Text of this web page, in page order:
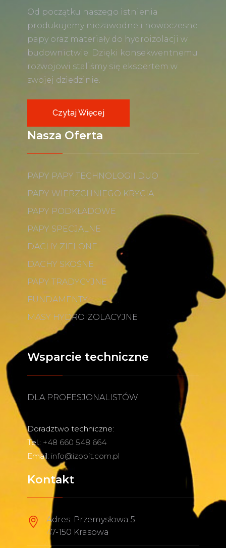
Od początku naszego istnienia
produkujemy niezawodne i nowoczesne
papy oraz materiały do hydroizolacji w
budownictwie. Dzięki konsekwentnemu
rozwojowi staliśmy się ekspertem w
swojej dziedzinie.
Czytaj Więcej
Nasza Oferta
PAPY PAPY TECHNOLOGII DUO
PAPY WIERZCHNIEGO KRYCIA
PAPY PODKŁADOWE
PAPY SPECJALNE
DACHY ZIELONE
DACHY SKOŚNE
PAPY TRADYCYJNE
FUNDAMENTY
MASY HYDROIZOLACYJNE
Wsparcie techniczne
DLA PROFESJONALISTÓW
Doradztwo techniczne:
Tel.: +48 660 548 664
Email: info@izobit.com.pl
Kontakt
Adres: Przemysłowa 5
47-150 Krasowa